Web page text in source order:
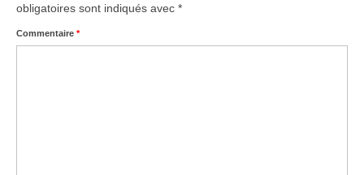
obligatoires sont indiqués avec *
Commentaire *